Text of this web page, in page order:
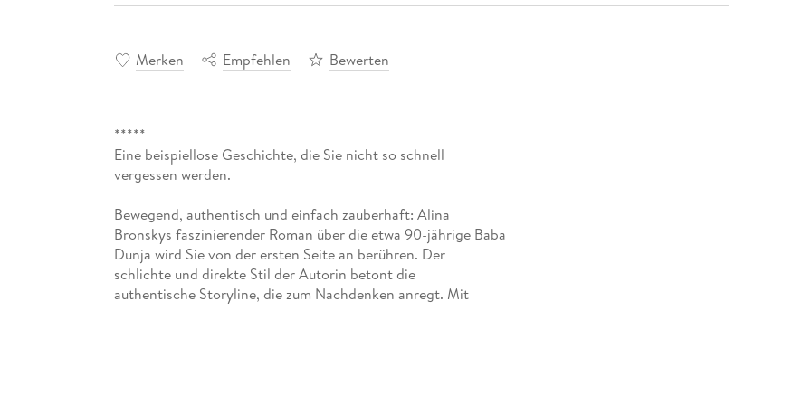
Merken Empfehlen Bewerten
*****
Eine beispiellose Geschichte, die Sie nicht so schnell
vergessen werden.
Bewegend, authentisch und einfach zauberhaft: Alina
Bronskys faszinierender Roman über die etwa 90-jährige Baba
Dunja wird Sie von der ersten Seite an berühren. Der
schlichte und direkte Stil der Autorin betont die
authentische Storyline, die zum Nachdenken anregt. Mit